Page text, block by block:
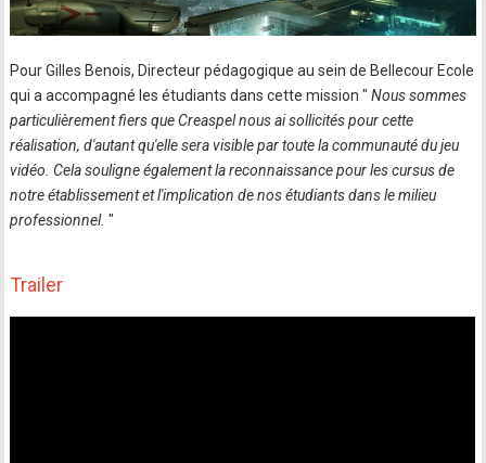
Pour Gilles Benois, Directeur pédagogique au sein de Bellecour Ecole
qui a accompagné les étudiants dans cette mission " Nous sommes
particulièrement fiers que Creaspel nous ai sollicités pour cette
réalisation, d'autant qu'elle sera visible par toute la communauté du jeu
vidéo. Cela souligne également la reconnaissance pour les cursus de
notre établissement et l'implication de nos étudiants dans le milieu
professionnel."
Trailer